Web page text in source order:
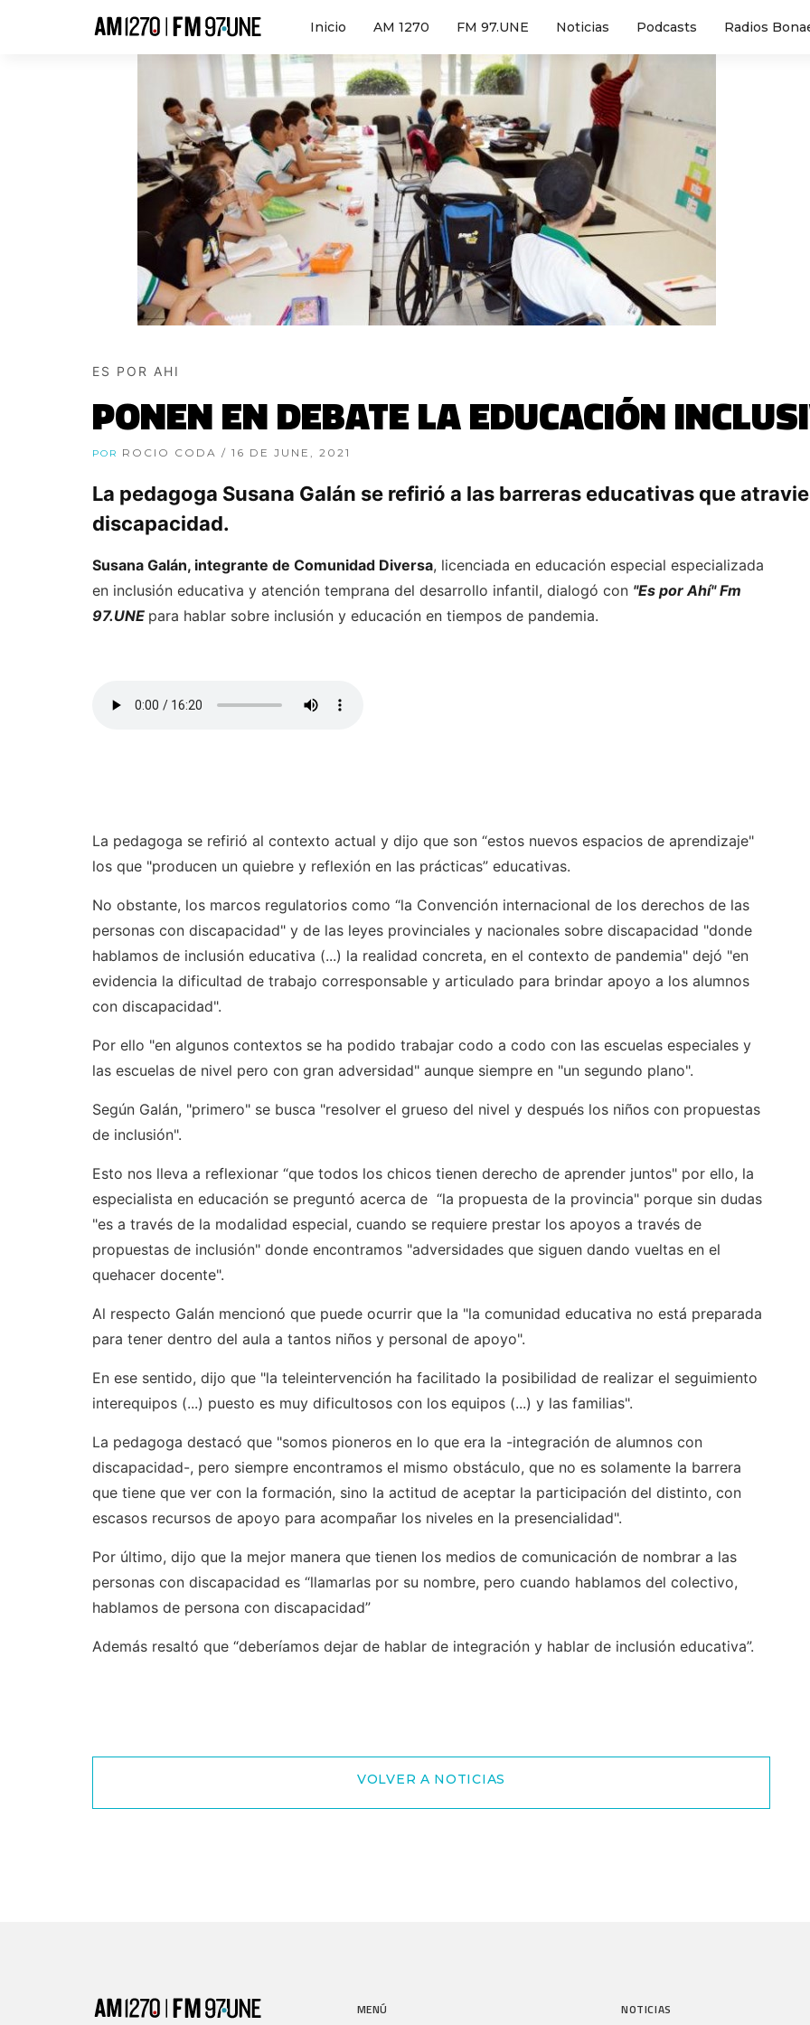
Inicio AM 1270 FM 97.UNE Noticias Podcasts Radios
ES POR AHI
PONEN EN DEBATE LA EDUCACIÓN
POR ROCIO CODA / 16 DE JUNE, 2021
La pedagoga Susana Galán se refirió a las barreras educativas que
discapacidad.
Susana Galán, integrante de Comunidad Diversa, licenciada en educación especial especializada
en inclusión educativa y atención temprana del desarrollo infantil, dialogó con "Es por Ahí" Fm
97.UNE para hablar sobre inclusión y educación en tiempos de pandemia.
La pedagoga se refirió al contexto actual y dijo que son “estos nuevos espacios de aprendizaje"
los que "producen un quiebre y reflexión en las prácticas” educativas.
No obstante, los marcos regulatorios como “la Convención internacional de los derechos de las
personas con discapacidad" y de las leyes provinciales y nacionales sobre discapacidad "donde
hablamos de inclusión educativa (...) la realidad concreta, en el contexto de pandemia" dejó "en
evidencia la dificultad de trabajo corresponsable y articulado para brindar apoyo a los alumnos
con discapacidad".
Por ello "en algunos contextos se ha podido trabajar codo a codo con las escuelas especiales y
las escuelas de nivel pero con gran adversidad" aunque siempre en "un segundo plano".
Según Galán, "primero" se busca "resolver el grueso del nivel y después los niños con propuestas
de inclusión".
Esto nos lleva a reflexionar “que todos los chicos tienen derecho de aprender juntos" por ello, la
especialista en educación se preguntó acerca de “la propuesta de la provincia" porque sin dudas
"es a través de la modalidad especial, cuando se requiere prestar los apoyos a través de
propuestas de inclusión" donde encontramos "adversidades que siguen dando vueltas en el
quehacer docente".
Al respecto Galán mencionó que puede ocurrir que la "la comunidad educativa no está preparada
para tener dentro del aula a tantos niños y personal de apoyo".
En ese sentido, dijo que "la teleintervención ha facilitado la posibilidad de realizar el seguimiento
interequipos (...) puesto es muy dificultosos con los equipos (...) y las familias".
La pedagoga destacó que "somos pioneros en lo que era la -integración de alumnos con
discapacidad-, pero siempre encontramos el mismo obstáculo, que no es solamente la barrera
que tiene que ver con la formación, sino la actitud de aceptar la participación del distinto, con
escasos recursos de apoyo para acompañar los niveles en la presencialidad".
Por último, dijo que la mejor manera que tienen los medios de comunicación de nombrar a las
personas con discapacidad es “llamarlas por su nombre, pero cuando hablamos del colectivo,
hablamos de persona con discapacidad”
Además resaltó que “deberíamos dejar de hablar de integración y hablar de inclusión educativa”.
VOLVER A NOTICIAS
MENÚ NOTICIAS